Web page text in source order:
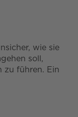
wie sie
soll,
zu führen. Ein